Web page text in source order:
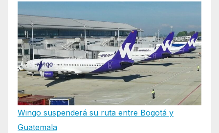
Wingo suspenderá su ruta entre Bogotá y
Guatemala